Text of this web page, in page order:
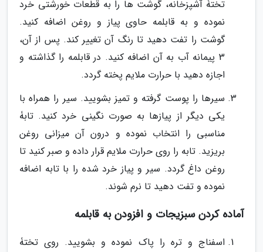
تختۀ آشپزخانه، گوشت ها را به قطعات خورشتی خرد
نموده و به قابلمه حاوی پیاز و روغن اضافه کنید.
گوشت را تفت دهید تا رنگ آن تغییر کند. پس از آن،
3 پیمانه آب به آن اضافه کنید. در قابلمه را گذاشته و
اجازه دهید با حرارت ملایم پخته گردد.
سیرها را پوست گرفته و تمیز بشویید. سیر را همراه با
یکی دیگر از پیازها به صورت نگینی خرد کنید. تابۀ
مناسبی را انتخاب نموده و درون آن میزانی روغن
بریزید. تابه را روی حرارت ملایم قرار داده و صبر کنید تا
روغن داغ گردد. سیر و پیاز خرد شده را با تابه اضافه
نموده و تفت دهید تا نرم شوند.
آماده کردن سبزیجات و افزودن به قابلمه
اسفناج و تره را پاک نموده و بشویید. روی تختۀ